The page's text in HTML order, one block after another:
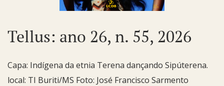
Tellus: ano 26, n. 55, 2026
Capa: Indígena da etnia Terena dançando Sipúterena.
local: TI Buriti/MS Foto: José Francisco Sarmento